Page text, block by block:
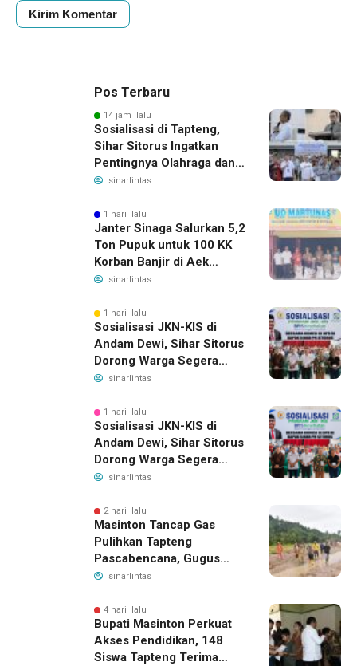
Pos Terbaru
14 jam lalu
Sosialisasi di Tapteng,
Sihar Sitorus Ingatkan
Pentingnya Olahraga dan
Deteksi Dini Penyakit
sinarlintas
1 hari lalu
Janter Sinaga Salurkan 5,2
Ton Pupuk untuk 100 KK
Korban Banjir di Aek
Horsik
sinarlintas
1 hari lalu
Sosialisasi JKN-KIS di
Andam Dewi, Sihar Sitorus
Dorong Warga Segera
Daftar BPJS Kesehatan
sinarlintas
1 hari lalu
Sosialisasi JKN-KIS di
Andam Dewi, Sihar Sitorus
Dorong Warga Segera
Daftar BPJS Kesehatan
sinarlintas
2 hari lalu
Masinton Tancap Gas
Pulihkan Tapteng
Pascabencana, Gugus
Tugas SAHATA SAOLOAN
Ancaman Banjir
sinarlintas
4 hari lalu
Bupati Masinton Perkuat
Akses Pendidikan, 148
Siswa Tapteng Terima